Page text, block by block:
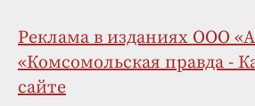
Реклама в изданиях ООО
«Комсомольская правда -
сайте